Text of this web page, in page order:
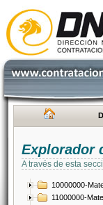
Explorador
A través de esta
10000000-
11000000-